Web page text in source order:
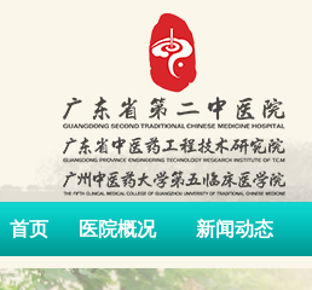
首页 医院概况 新闻动态